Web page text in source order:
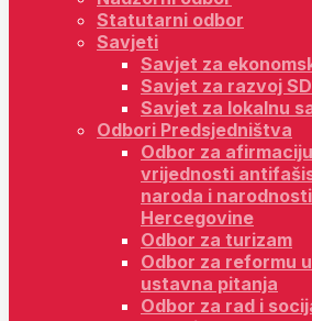
Statutarni odbor
Savjeti
Savjet za
Savjet za razvoj
Savjet za lokalnu
Odbori Predsjedništva
Odbor za
vrijednosti
naroda i
Hercegovine
Odbor za turizam
Odbor za reformu
ustavna pitanja
Odbor za rad i